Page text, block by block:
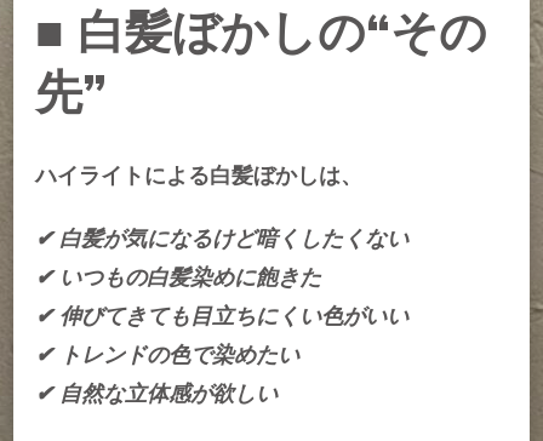
■ 白髪ぼかしの“その
先”
ハイライトによる白髪ぼかしは、
✔ 白髪が気になるけど暗くしたくない
✔ いつもの白髪染めに飽きた
✔ 伸びてきても目立ちにくい色がいい
✔ トレンドの色で染めたい
✔ 自然な立体感が欲しい